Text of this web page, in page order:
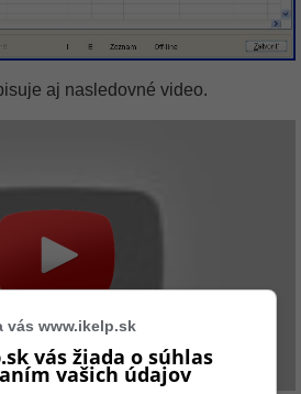
aj nasledovné video.
vás www.ikelp.sk
vás žiada o súhlas
vašich údajov